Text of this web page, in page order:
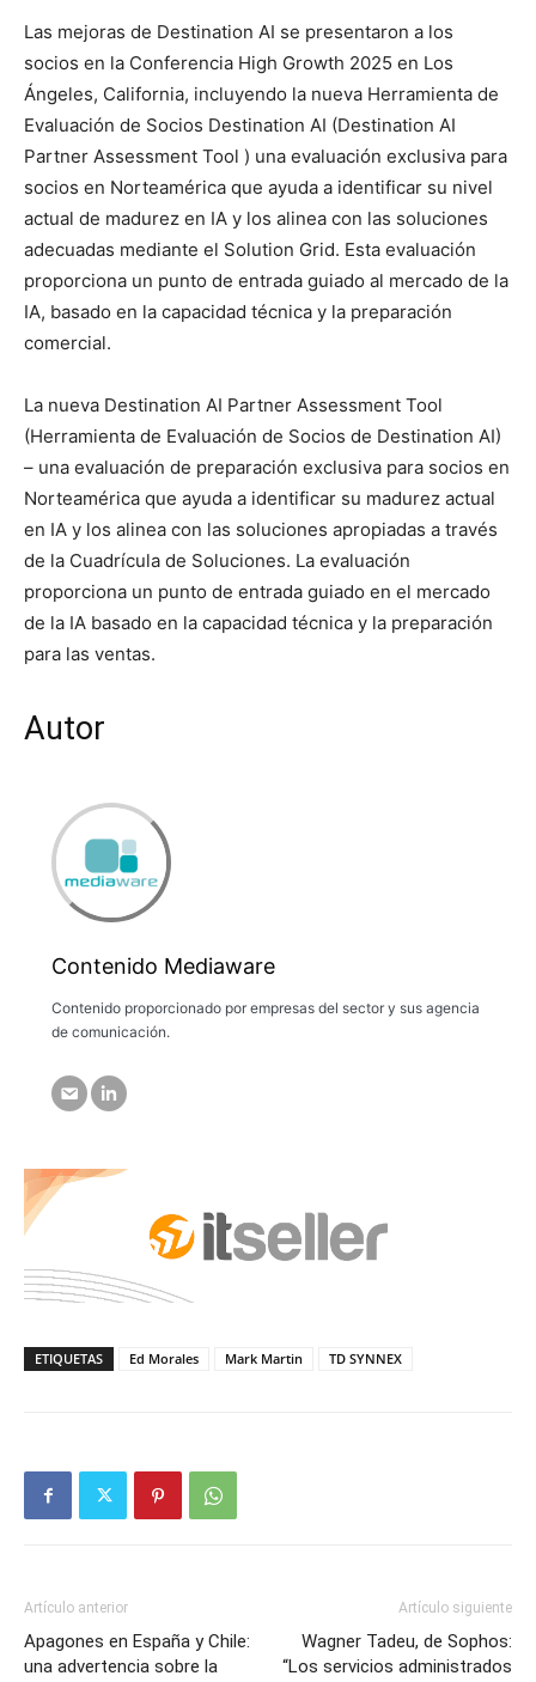
Las mejoras de Destination AI se presentaron a los
socios en la Conferencia High Growth 2025 en Los
Ángeles, California, incluyendo la nueva Herramienta de
Evaluación de Socios Destination AI (Destination AI
Partner Assessment Tool ) una evaluación exclusiva para
socios en Norteamérica que ayuda a identificar su nivel
actual de madurez en IA y los alinea con las soluciones
adecuadas mediante el Solution Grid. Esta evaluación
proporciona un punto de entrada guiado al mercado de la
IA, basado en la capacidad técnica y la preparación
comercial.
La nueva Destination AI Partner Assessment Tool
(Herramienta de Evaluación de Socios de Destination AI)
– una evaluación de preparación exclusiva para socios en
Norteamérica que ayuda a identificar su madurez actual
en IA y los alinea con las soluciones apropiadas a través
de la Cuadrícula de Soluciones. La evaluación
proporciona un punto de entrada guiado en el mercado
de la IA basado en la capacidad técnica y la preparación
para las ventas.
Autor
Contenido Mediaware
Contenido proporcionado por empresas del sector y sus agencia
de comunicación.
ETIQUETAS Ed Morales Mark Martin TD SYNNEX
Artículo anterior
Apagones en España y Chile:
una advertencia sobre la
Artículo siguiente
Wagner Tadeu, de Sophos:
“Los servicios administrados